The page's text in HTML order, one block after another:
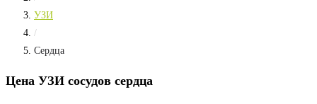
УЗИ
/
Сердца
Цена УЗИ сосудов сердца